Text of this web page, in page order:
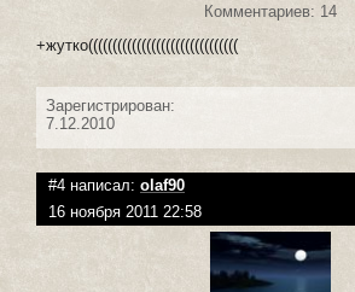
Комментариев: 14
+жутко(((((((((((((((((((((((((((((((
Зарегистрирован:
7.12.2010
#4 написал: olaf90
16 ноября 2011 22:58